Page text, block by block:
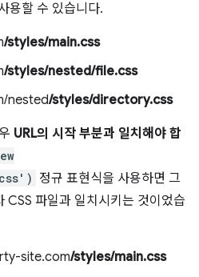
용할 수 있습니다.
/styles/main.css
/styles/nested/file.css
nested/styles/directory.css
URL의 시작 부분과 일치해야 합
정규 표현식을 사용하면 그
CSS 파일과 일치시키는 것이었습
site.com/styles/main.css